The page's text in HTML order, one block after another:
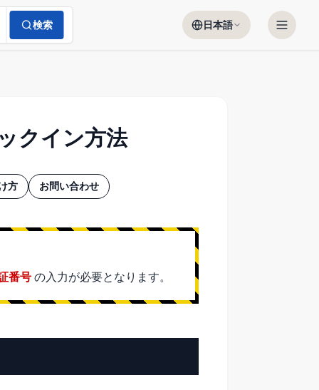
日本語
検索
クイン方法
方 お問い合わせ
番号 の入力が必要となります。